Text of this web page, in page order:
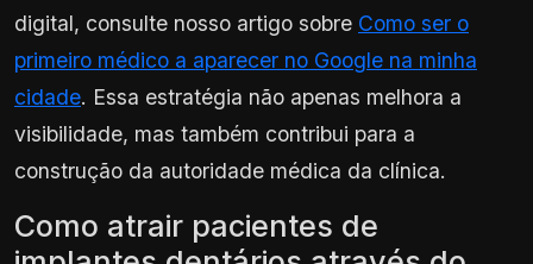
digital, consulte nosso artigo sobre Como ser o
primeiro médico a aparecer no Google na minha
cidade. Essa estratégia não apenas melhora a
visibilidade, mas também contribui para a
construção da autoridade médica da clínica.
Como atrair pacientes de